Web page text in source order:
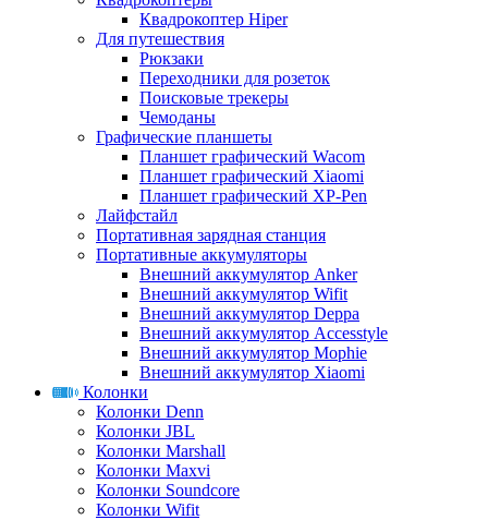
Квадрокоптер Hiper
Для путешествия
Рюкзаки
Переходники для розеток
Поисковые трекеры
Чемоданы
Графические планшеты
Планшет графический Wacom
Планшет графический Xiaomi
Планшет графический XP-Pen
Лайфстайл
Портативная зарядная станция
Портативные аккумуляторы
Внешний аккумулятор Anker
Внешний аккумулятор Wifit
Внешний аккумулятор Deppa
Внешний аккумулятор Accesstyle
Внешний аккумулятор Mophie
Внешний аккумулятор Xiaomi
Колонки
Колонки Denn
Колонки JBL
Колонки Marshall
Колонки Maxvi
Колонки Soundcore
Колонки Wifit